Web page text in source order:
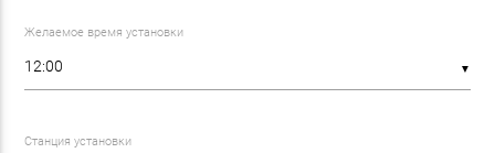
Желаемое время установки
▼
Станция установки